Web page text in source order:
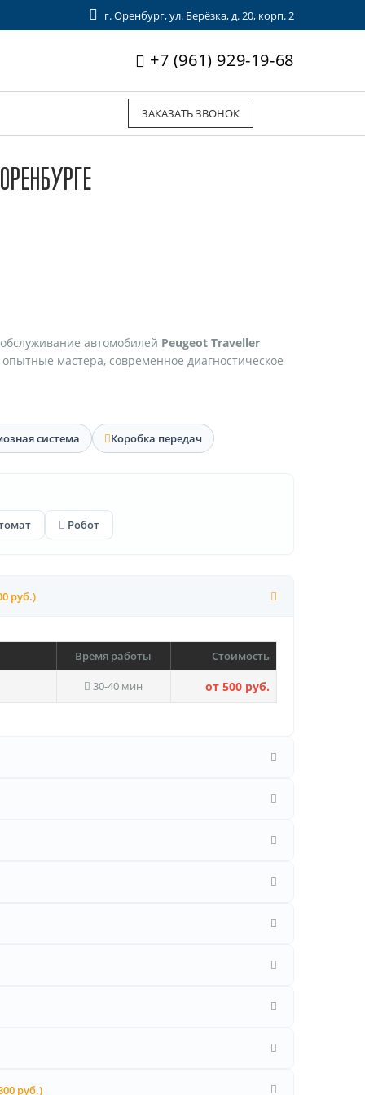
г. Оренбург, ул. Берёзка, д. 20, корп. 2
+7 (961) 929-19-68
ЗАКАЗАТЬ ЗВОНОК
автомобилей Peugeot Traveller
мастера, современное диагностическое
система Коробка передач
Робот
руб.)
Время работы Стоимость
30-40 мин от 500 руб.
руб.)